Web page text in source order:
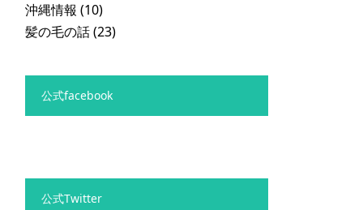
沖縄情報 (10)
髪の毛の話(23)
公式facebook
公式Twitter